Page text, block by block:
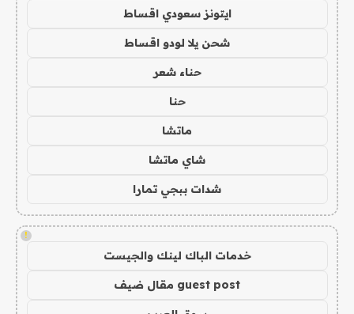
ايتونز سعودي اقساط
شحن يلا لودو اقساط
حناء شعر
حنا
ماتشا
شاي ماتشا
شدات ببجي تمارا
!
خدمات الباك لينك والجيست
guest post مقال ضيف